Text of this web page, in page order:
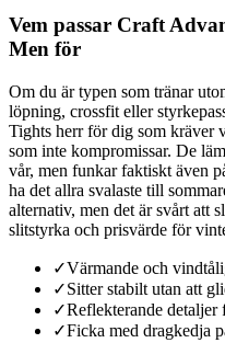
Vem passar Craft
Men för
Om du är typen som tränar
löpning, crossfit eller
Tights herr för dig som kräver
som inte kompromissar. De
vår, men funkar faktiskt även
ha det allra svalaste till
alternativ, men det är svårt att
slitstyrka och prisvärde för
✓Värmande och
✓Sitter stabilt utan att
✓Reflekterande
✓Ficka med dragkedja